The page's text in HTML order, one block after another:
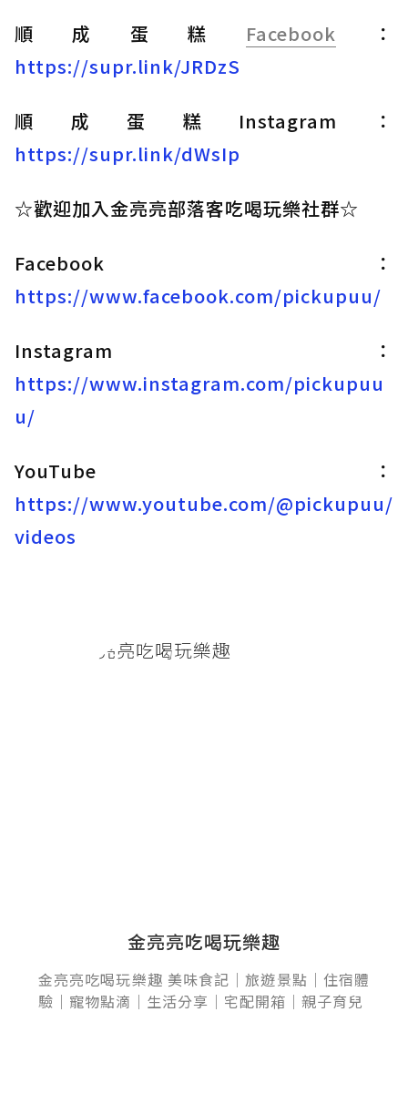
順成蛋糕 Facebook ：
https://supr.link/JRDzS
順成蛋糕Instagram：
https://supr.link/dWsIp
☆歡迎加入金亮亮部落客吃喝玩樂社群☆
Facebook：
https://www.facebook.com/pickupuu/
Instagram：
https://www.instagram.com/pickupuu
u/
YouTube：
https://www.youtube.com/@pickupuu/
videos
金亮亮吃喝玩樂趣
金亮亮吃喝玩樂趣 美味食記｜旅遊景點｜住宿體
驗｜寵物點滴｜生活分享｜宅配開箱｜親子育兒